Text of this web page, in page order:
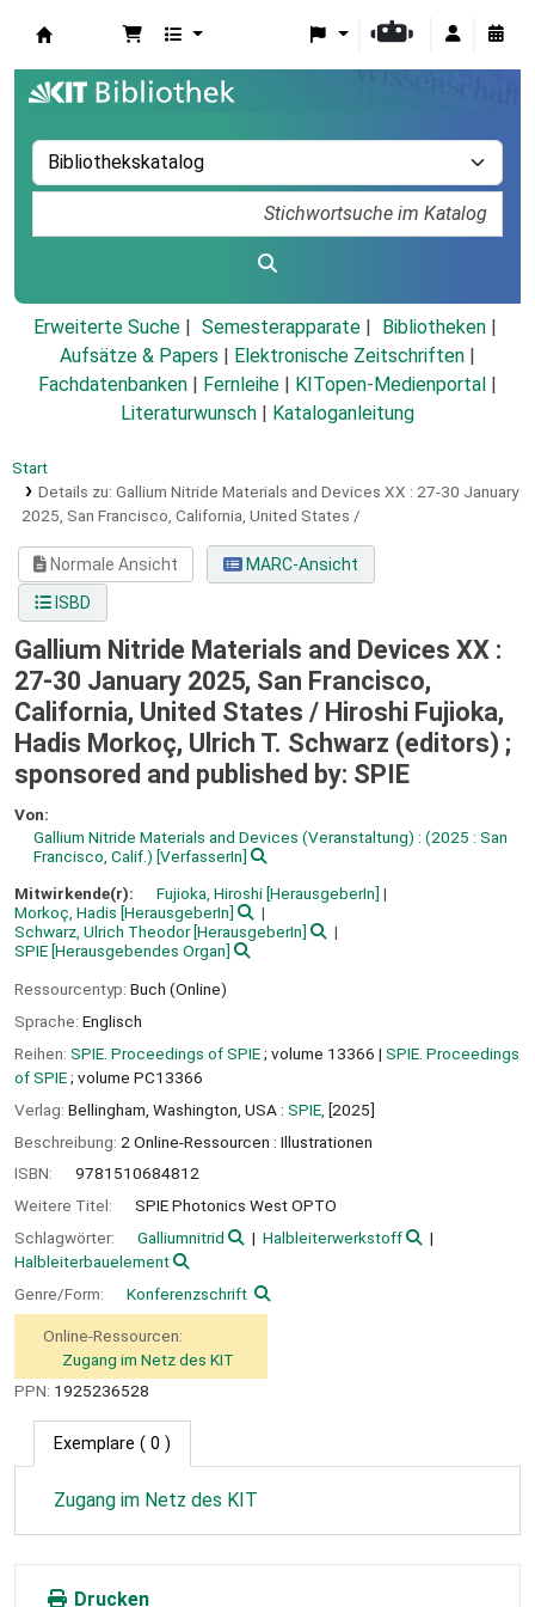
Erweiterte Suche Semesterapparate
Bibliotheken
Aufsätze & Papers
Elektronische Zeitschriften
Fachdatenbanken
Fernleihe KITopen-Medienportal
Literaturwunsch
Kataloganleitung
Start
Details zu: Gallium Nitride Materials and Devices XX : 27-30 January
2025, San Francisco, California, United States /
Normale Ansicht
MARC-Ansicht
ISBD
Gallium Nitride Materials and Devices XX :
27-30 January 2025, San Francisco,
California, United States / Hiroshi Fujioka,
Hadis Morkoç, Ulrich T. Schwarz (editors) ;
sponsored and published by: SPIE
Von:
Gallium Nitride Materials and Devices (Veranstaltung) : (2025 : San
Francisco, Calif.) [VerfasserIn]
Mitwirkende(r):
Fujioka, Hiroshi[HerausgeberIn]
Morkoç, Hadis [HerausgeberIn]
Schwarz, Ulrich Theodor[HerausgeberIn]
SPIE[Herausgebendes Organ]
Ressourcentyp: Buch (Online)
Sprache: Englisch
Reihen: SPIE. Proceedings of SPIE; volume 13366 | SPIE. Proceedings
of SPIE; volume PC13366
Verlag: Bellingham, Washington, USA : SPIE, [2025]
Beschreibung: 2 Online-Ressourcen : Illustrationen
ISBN:
9781510684812
Weitere Titel:
SPIE Photonics West OPTO
Schlagwörter:
Galliumnitrid
Halbleiterwerkstoff
Halbleiterbauelement
Genre/Form:
Konferenzschrift
Online-Ressourcen:
Zugang im Netz des KIT
PPN: 1925236528
Exemplare ( 0 )
Zugang im Netz des KIT
Drucken